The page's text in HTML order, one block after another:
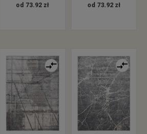
od 73.92 zł od 73.92 zł